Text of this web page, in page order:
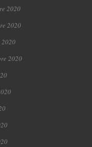
2020
2020
2020